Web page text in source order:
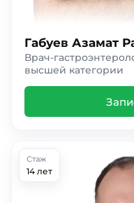
Габуев Азамат
Врач-
высшей категории
Стаж
14 лет